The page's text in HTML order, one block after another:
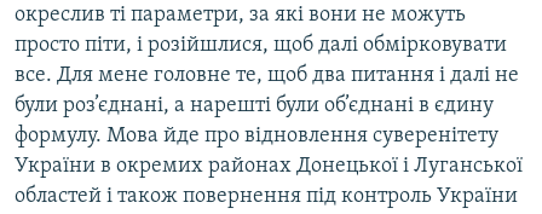
окреслив ті параметри, за які вони не можуть
просто піти, і розійшлися, щоб далі обмірковувати
все. Для мене головне те, щоб два питання і далі не
були роз’єднані, а нарешті були об’єднані в єдину
формулу. Мова йде про відновлення суверенітету
України в окремих районах Донецької і Луганської
областей і також повернення під контроль України